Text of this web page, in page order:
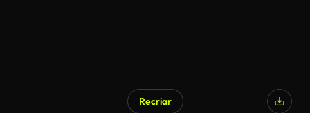
Recriar